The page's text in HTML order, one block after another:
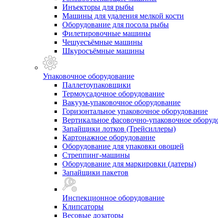
Инъекторы для рыбы
Машины для удаления мелкой кости
Оборудование для посола рыбы
Филетировочные машины
Чешуесъёмные машины
Шкуросъёмные машины
Упаковочное оборудование
Паллетоупаковщики
Термоусадочное оборудование
Вакуум-упаковочное оборудование
Горизонтальное упаковочное оборудование
Вертикальное фасовочно-упаковочное
Запайщики лотков (Трейсиллеры)
Картонажное оборудование
Оборудование для упаковки овощей
Стреппинг-машины
Оборудование для маркировки (датеры)
Запайщики пакетов
Инспекционное оборудование
Клипсаторы
Весовые дозаторы